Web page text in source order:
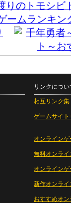
リンクについ
相互リンク集
ゲームサイト
オンラインゲ
無料オンライ
オンライン
新作オンライ
おすすめオ